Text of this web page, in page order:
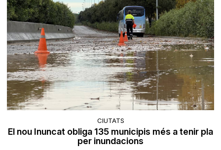
CIUTATS
El nou Inuncat obliga 135 municipis més a tenir pla
per inundacions